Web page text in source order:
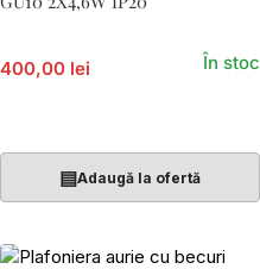
400,00 lei În stoc
▤Adaugă la ofertă